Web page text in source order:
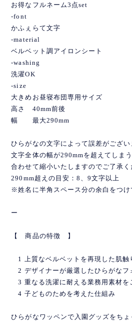
お得なフルネーム3点set
-font
かふぇらて文字
-material
ベルベット調アイロンシート
-washing
洗濯OK
-size
大きめお昼寝布団専用サイズ
高さ 40mm前後
幅 最大290mm
ひらがなの文字によって誤差がござい
文字全体の幅が290mmを超えてしま
合わせて縮小いたしますのでご了承く
290mm超えの目安：8、9文字以上
※姓名に半角スペース分の余白をつけ
ー
【 商品の特徴 】
1 上質なベルベットを再現した肌触
2 デザイナーが厳選したひらがなフ
3 重なる洗濯に耐える業務用素材を
4 子どものためを考えた仕組み
ひらがなワッペンで入園グッズをちょ